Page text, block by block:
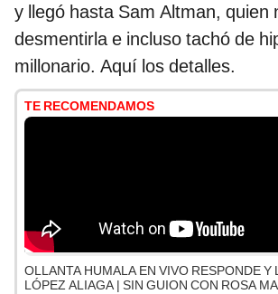
y llegó hasta Sam Altman, quien
desmentirla e incluso tachó de
millonario. Aquí los detalles.
TE RECOMENDAMOS
OLLANTA HUMALA EN VIVO RESPONDE Y
LÓPEZ ALIAGA | SIN GUION CON ROSA